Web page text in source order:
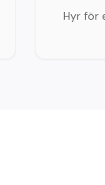
Hyr för